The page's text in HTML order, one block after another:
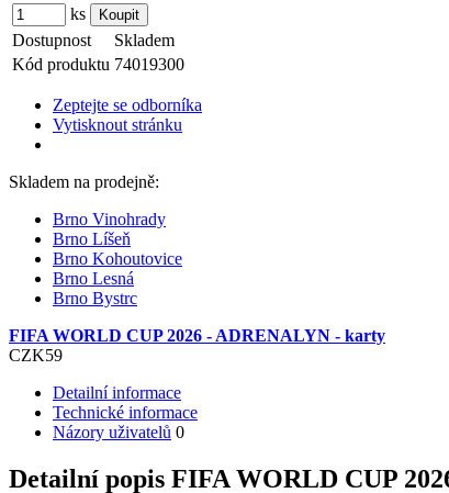
ks
Dostupnost
Skladem
Kód produktu 74019300
Zeptejte se odborníka
Vytisknout stránku
Skladem na prodejně:
Brno Vinohrady
Brno Líšeň
Brno Kohoutovice
Brno Lesná
Brno Bystrc
FIFA WORLD CUP 2026 - ADRENALYN - karty
CZK59
Detailní informace
Technické informace
Názory uživatelů 0
Detailní popis FIFA WORLD CUP